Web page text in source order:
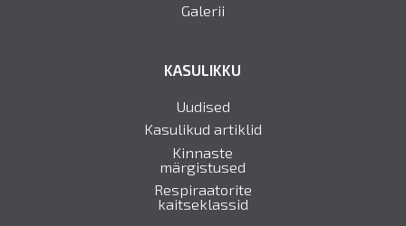
Galerii
KASULIKKU
Uudised
Kasulikud artiklid
Kinnaste
märgistused
Respiraatorite
kaitseklassid